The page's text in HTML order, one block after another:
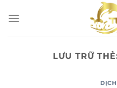
đến
LƯU TRỮ